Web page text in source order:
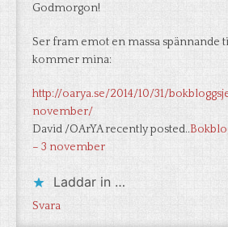
Godmorgon!
Ser fram emot en massa spännande
kommer mina:
http://oarya.se/2014/10/31/
november/
David /OArYA recently posted..
– 3 november
Laddar in …
Svara